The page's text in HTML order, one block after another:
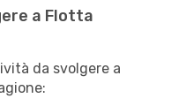
a Flotta
da svolgere a